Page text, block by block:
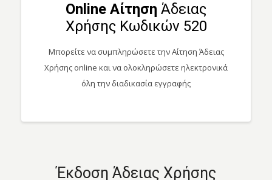
Online Αίτηση Άδειας
Χρήσης Κωδικών 520
Μπορείτε να συμπληρώσετε την Αίτηση Άδειας
Χρήσης online και να ολοκληρώσετε ηλεκτρονικά
όλη την διαδικασία εγγραφής
Έκδοση Άδειας Χρήσης